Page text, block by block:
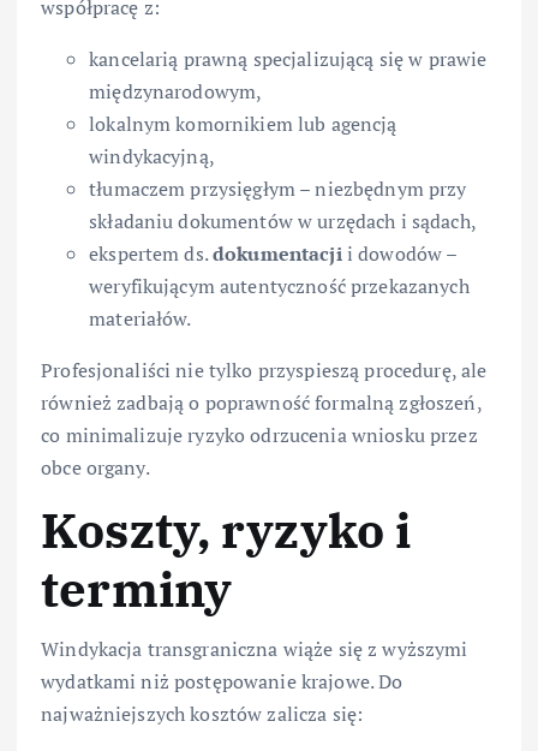
współpracę z:
kancelarią prawną specjalizującą się w prawie
międzynarodowym,
lokalnym komornikiem lub agencją
windykacyjną,
tłumaczem przysięgłym – niezbędnym przy
składaniu dokumentów w urzędach i sądach,
ekspertem ds.dokumentacjii dowodów –
weryfikującym autentyczność przekazanych
materiałów.
Profesjonaliści nie tylko przyspieszą procedurę, ale
również zadbają o poprawność formalną zgłoszeń,
co minimalizuje ryzyko odrzucenia wniosku przez
obce organy.
Koszty, ryzyko i
terminy
Windykacja transgraniczna wiąże się z wyższymi
wydatkami niż postępowanie krajowe. Do
najważniejszych kosztów zalicza się: